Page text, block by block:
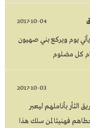
2017-10-04
يوم ويركع بني صهيون
كل مضلوم
2017-10-03
الثأر بأناملهم ليعبر
فهنيئا لمن سلك هذا